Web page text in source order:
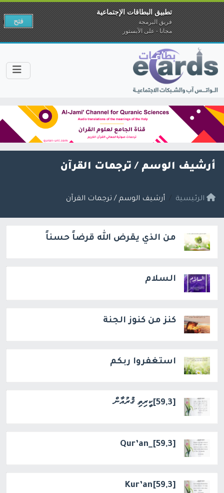
أرشيف الوسم / ترجمات القرآن
الرئيسية أرشيف الوسم / ترجمات القرآن
من الذي يقرض الله قرضاً حسناً
السلام
كنز من كنوز الجنة
استغفروا ربكم
[59,3]ކީރިތި ޤުރުއާން
[59,3]_Qur’an
[59,3]Kur’an
تطبيق البطاقات الإجتماعية
فريق البرمجة
مجانا - على الآبستور
فتح